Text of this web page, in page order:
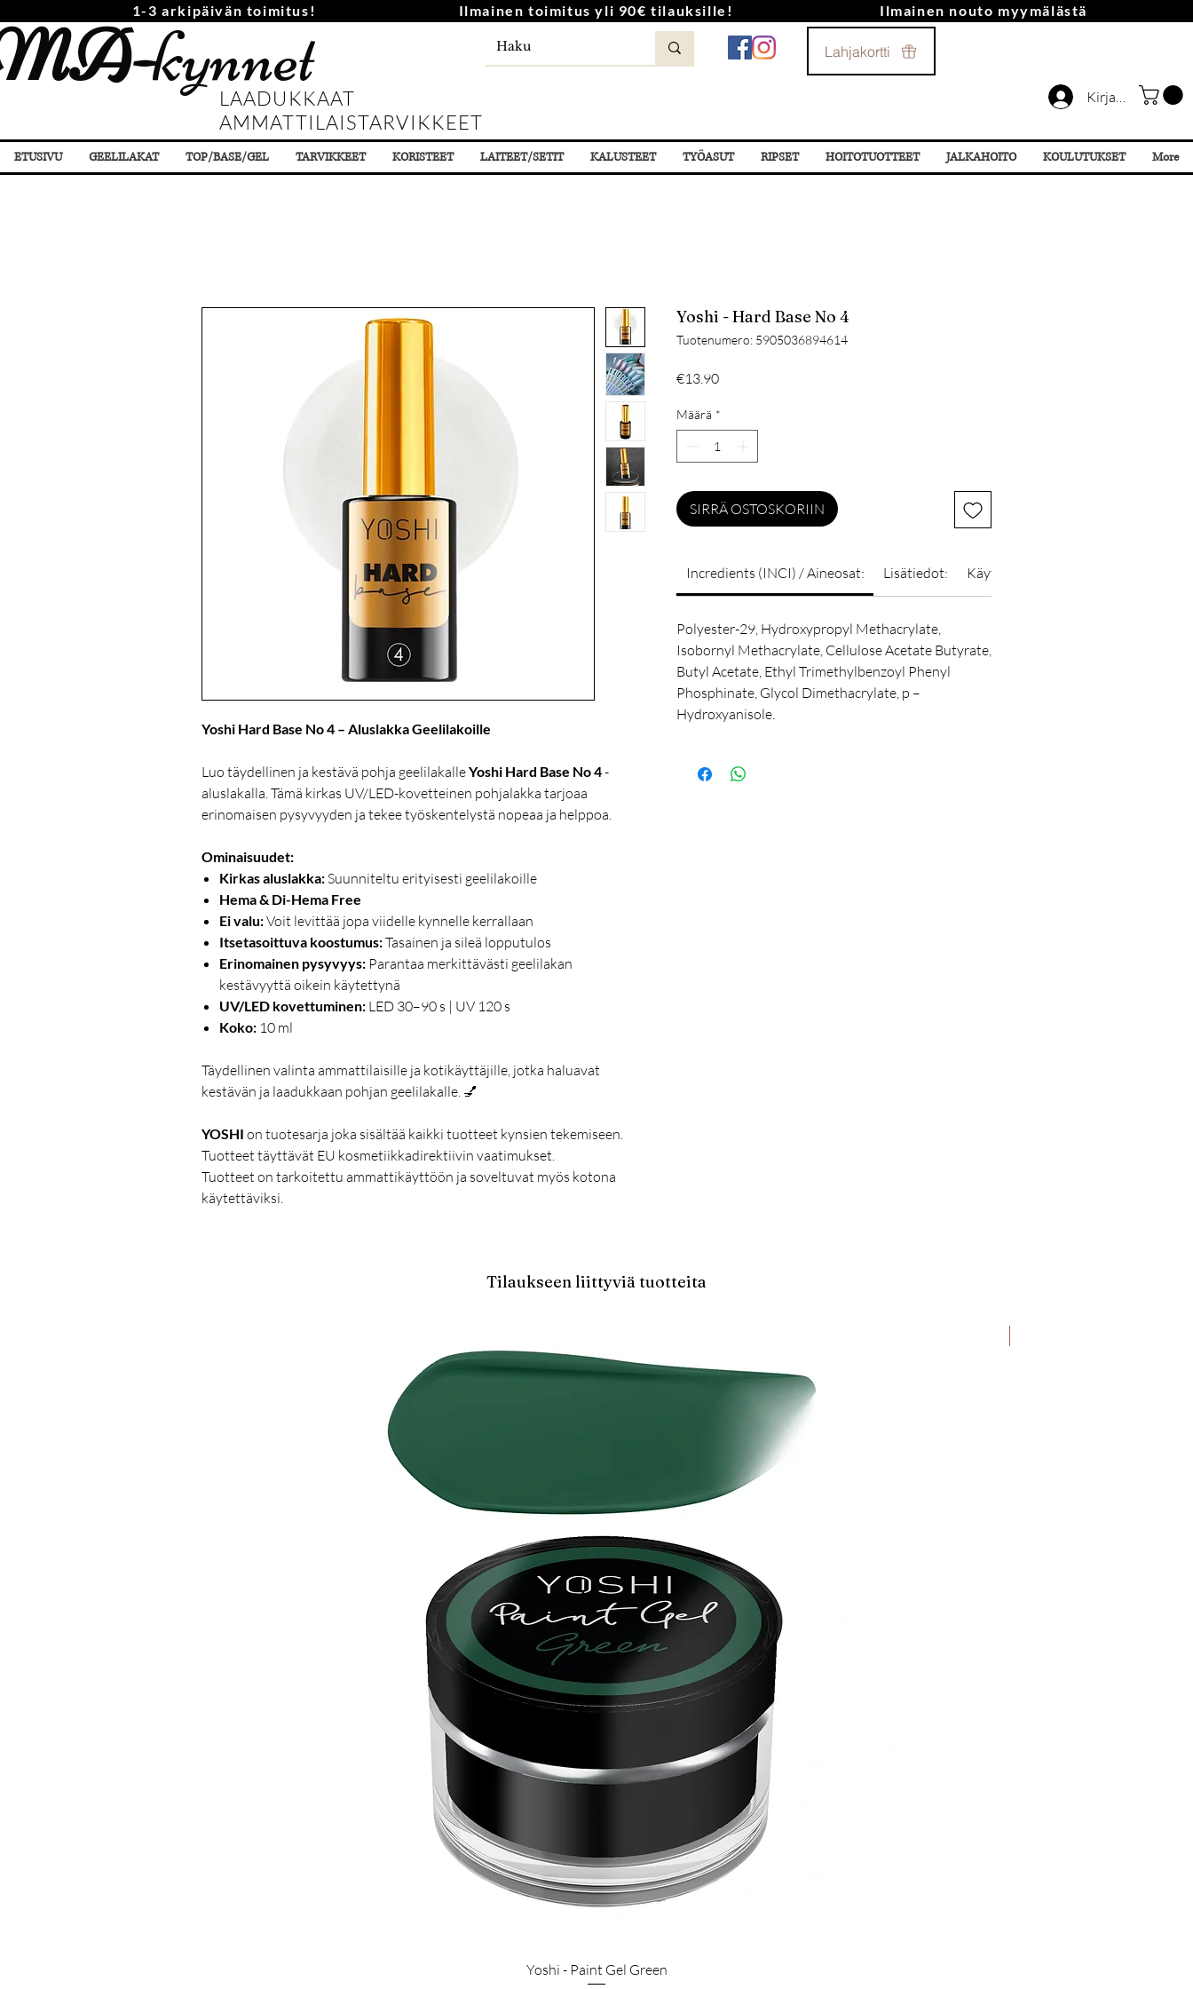
Kirjaudu
1-3 arkipäivän toimitus! Ilmainen toimitus yli 90€ tilauksille! Ilmainen nouto myymälästä
kynnet
LAADUKKAAT
AMMATTILAISTARVIKKEET
Lahjakortti
ETUSIVU GEELILAKAT TOP/BASE/GEL TARVIKKEET KORISTEET LAITEET/SETIT KALUSTEET TYÖASUT RIPSET HOITOTUOTTEET JALKAHOITO KOULUTUKSET More
Yoshi Hard Base No 4 – Aluslakka Geelilakoille
Luo täydellinen ja kestävä pohja geelilakalleYoshi Hard Base No 4-
aluslakalla. Tämä kirkas UV/LED-kovetteinen pohjalakka tarjoaa
erinomaisen pysyvyyden ja tekee työskentelystä nopeaa ja helppoa.
Ominaisuudet:
Kirkas aluslakka:Suunniteltu erityisesti geelilakoille
Hema & Di-Hema Free
Ei valu:Voit levittää jopa viidelle kynnelle kerrallaan
Itsetasoittuva koostumus:Tasainen ja sileä lopputulos
Erinomainen pysyvyys: Parantaa merkittävästi geelilakan
kestävyyttä oikein käytettynä
UV/LED kovettuminen: LED 30–90 s | UV 120 s
Koko: 10 ml
Täydellinen valinta ammattilaisille ja kotikäyttäjille, jotka haluavat
kestävän ja laadukkaan pohjan geelilakalle. 💅
YOSHI on tuotesarja joka sisältää kaikki tuotteet kynsien tekemiseen.
Tuotteet täyttävät EU kosmetiikkadirektiivin vaatimukset.
Tuotteet on tarkoitettu ammattikäyttöön ja soveltuvat myös kotona
käytettäviksi.
Yoshi - Hard Base No 4
Tuotenumero: 5905036894614
€13.90Hinta
Määrä *
SIRRÄ OSTOSKORIIN
Incredients (INCI) / Aineosat: Lisätiedot: Käyttöohje:
Polyester-29, Hydroxypropyl Methacrylate,
Isobornyl Methacrylate, Cellulose Acetate Butyrate,
Butyl Acetate, Ethyl Trimethylbenzoyl Phenyl
Phosphinate, Glycol Dimethacrylate, p –
Hydroxyanisole.
Tilaukseen liittyviä tuotteita
Pikakatselu
Yoshi - Paint Gel Green